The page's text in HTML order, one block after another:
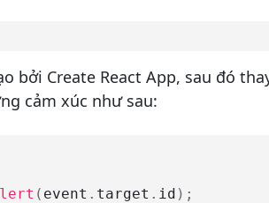
bởi Create React App, sau đó
cảm xúc như sau:
( event . target . id ) ;